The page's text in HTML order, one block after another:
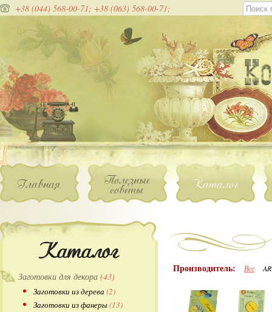
+38 (044) 568-00-71; +38 (063) 568-00-71;
Главная Полезные
советы Каталог
Каталог
Заготовки для декора (43)
Заготовки из дерева (2)
Заготовки из фанеры(13)
Производитель: Все